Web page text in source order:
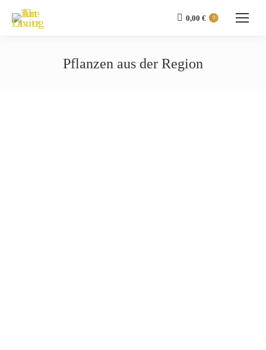
0,00 € 0
Pflanzen aus der Region